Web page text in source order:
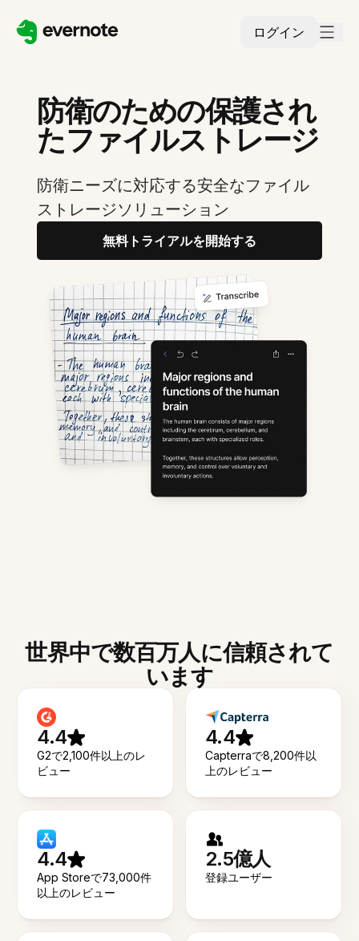
ログイン
防衛のための保護され
たファイルストレージ
防衛ニーズに対応する安全なファイル
ストレージソリューション
無料トライアルを開始する
世界中で数百万人に信頼されて
います
4.4
G2で2,100件以上のレ
ビュー
4.4
Capterraで8,200件以
上のレビュー
4.4
App Storeで73,000件
以上のレビュー
2.5億人
登録ユーザー